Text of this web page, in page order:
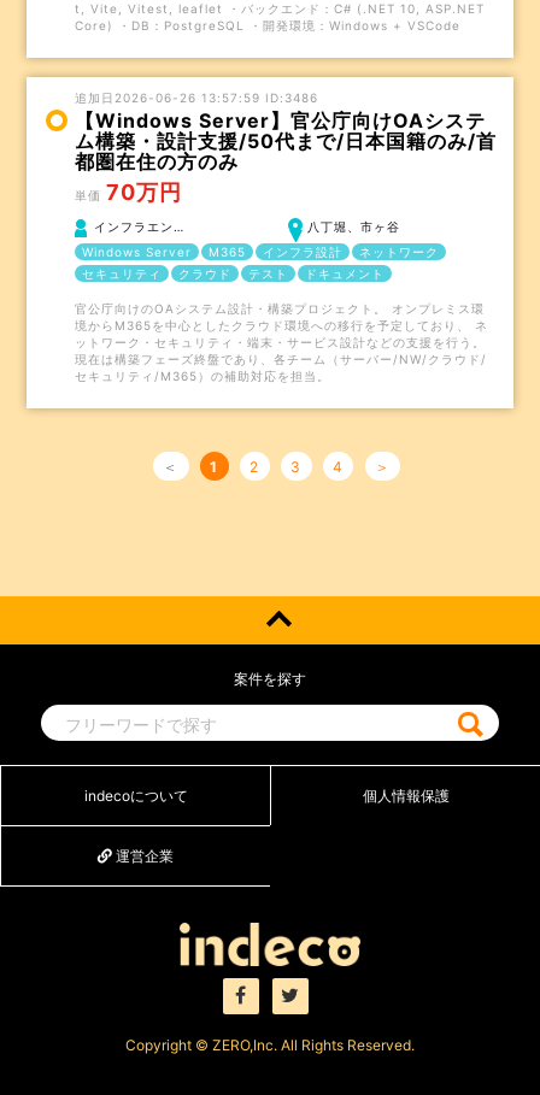
t, Vite, Vitest, leaflet ・バックエンド：C# (.NET 10, ASP.NET
Core) ・DB：PostgreSQL ・開発環境：Windows + VSCode
追加日2026-06-26 13:57:59 ID:3486
【Windows Server】官公庁向けOAシステ
ム構築・設計支援/50代まで/日本国籍のみ/首
都圏在住の方のみ
単価 70万円
インフラエン…
八丁堀、市ヶ谷
Windows Server
M365 インフラ設計
ネットワーク
セキュリティ
クラウド テスト ドキュメント
官公庁向けのOAシステム設計・構築プロジェクト。 オンプレミス環
境からM365を中心としたクラウド環境への移行を予定しており、 ネ
ットワーク・セキュリティ・端末・サービス設計などの支援を行う。
現在は構築フェーズ終盤であり、各チーム（サーバー/NW/クラウド/
セキュリティ/M365）の補助対応を担当。
＜ 1 2 3 4 ＞
案件を探す
indecoについて 個人情報保護
運営企業
Copyright © ZERO,Inc. All Rights Reserved.